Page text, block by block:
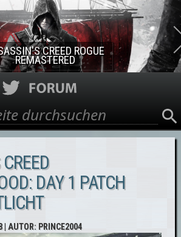
zum Inhalt
CREED ROGUE
REMASTERED
DAY 1 PATCH
| AUTOR: PRINCE2004